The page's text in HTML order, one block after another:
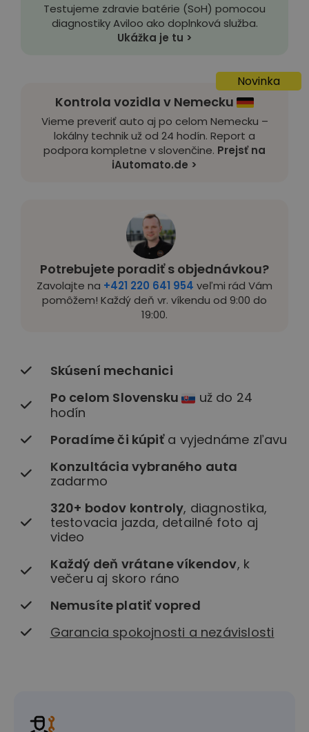
Potrebujete poradiť s objednávkou?
Zavolajte na +421 220 641 954 veľmi rád Vám
pomôžem! Každý deň vr. víkendu od 9:00 do
19:00.
Skúsení mechanici
Po celom Slovensku
už do 24
hodín
Poradíme či kúpiťa vyjednáme zľavu
Konzultácia vybraného auta
zadarmo
320+ bodov kontroly, diagnostika,
testovacia jazda, detailné foto aj
video
Každý deň vrátane víkendov, k
večeru aj skoro ráno
Nemusíte platiť vopred
Garancia spokojnosti a nezávislosti
Testujeme zdravie batérie (SoH) pomocou
diagnostiky Aviloo ako doplnková služba.
Ukážka je tu >
Novinka
Kontrola vozidla v Nemecku
Vieme preveriť auto aj po celom Nemecku –
lokálny technik už od 24 hodín. Report a
podpora kompletne v slovenčine. Prejsť na
iAutomato.de >